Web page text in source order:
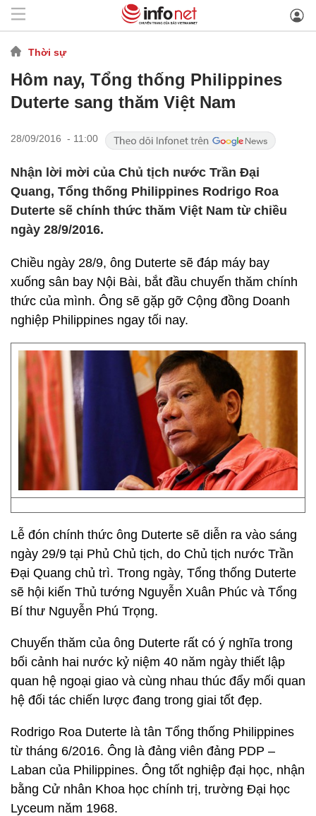
Thời sự
Hôm nay, Tổng thống Philippines
Duterte sang thăm Việt Nam
28/09/2016 - 11:00
Nhận lời mời của Chủ tịch nước Trần Đại
Quang, Tổng thống Philippines Rodrigo Roa
Duterte sẽ chính thức thăm Việt Nam từ chiều
ngày 28/9/2016.
Chiều ngày 28/9, ông Duterte sẽ đáp máy bay
xuống sân bay Nội Bài, bắt đầu chuyến thăm chính
thức của mình. Ông sẽ gặp gỡ Cộng đồng Doanh
nghiệp Philippines ngay tối nay.
Lễ đón chính thức ông Duterte sẽ diễn ra vào sáng
ngày 29/9 tại Phủ Chủ tịch, do Chủ tịch nước Trần
Đại Quang chủ trì. Trong ngày, Tổng thống Duterte
sẽ hội kiến Thủ tướng Nguyễn Xuân Phúc và Tổng
Bí thư Nguyễn Phú Trọng.
Chuyến thăm của ông Duterte rất có ý nghĩa trong
bối cảnh hai nước kỷ niệm 40 năm ngày thiết lập
quan hệ ngoại giao và cùng nhau thúc đẩy mối quan
hệ đối tác chiến lược đang trong giai tốt đẹp.
Rodrigo Roa Duterte là tân Tổng thống Philippines
từ tháng 6/2016. Ông là đảng viên đảng PDP –
Laban của Philippines. Ông tốt nghiệp đại học, nhận
bằng Cử nhân Khoa học chính trị, trường Đại học
Lyceum năm 1968.